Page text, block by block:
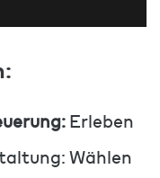
Erleben
Wählen